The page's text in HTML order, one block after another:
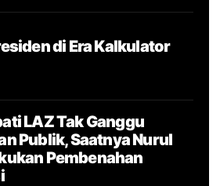
di Era Kalkulator
LAZ Tak Ganggu
Publik, Saatnya Nurul
Pembenahan